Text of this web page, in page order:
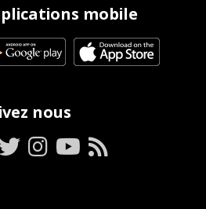
mobile
nous